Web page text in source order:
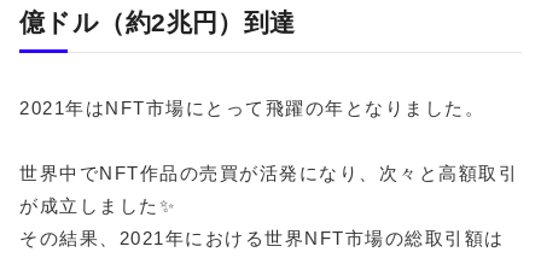
億ドル（約2兆円）到達
2021年はNFT市場にとって飛躍の年となりました。
世界中でNFT作品の売買が活発になり、次々と高額取引
が成立しました✨
その結果、2021年における世界NFT市場の総取引額は